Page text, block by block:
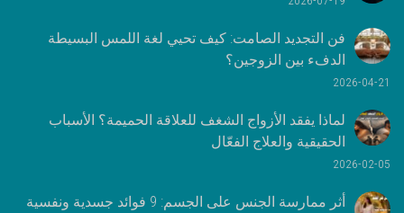
فن التجديد الصامت: كيف تحيي لغة اللمس البسيطة
الدفء بين الزوجين؟
2026-04-21
لماذا يفقد الأزواج الشغف للعلاقة الحميمة؟ الأسباب
الحقيقية والعلاج الفعّال
2026-02-05
أثر ممارسة الجنس على الجسم: 9 فوائد جسدية ونفسية